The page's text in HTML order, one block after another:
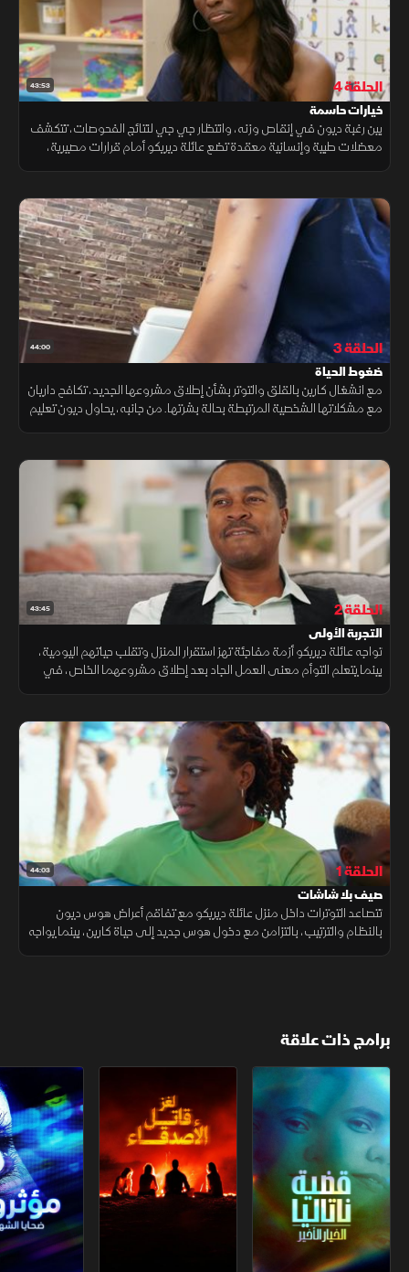
43:53 الحلقة 4
خيارات حاسمة
بين رغبة ديون في إنقاص وزنه، وانتظار جي جي لنتائج الفحوصات، تتكشف
معضلات طبية وإنسانية معقدة تضع عائلة ديريكو أمام قرارات مصيرية،
44:00 الحلقة 3
ضغوط الحياة
مع انشغال كارين بالقلق والتوتر بشأن إطلاق مشروعها الجديد، تكافح داريان
مع مشكلاتها الشخصية المرتبطة بحالة بشرتها. من جانبه، يحاول ديون تعليم
43:45 الحلقة 2
التجربة الأولى
تواجه عائلة ديريكو أزمة مفاجئة تهز استقرار المنزل وتقلب حياتهم اليومية،
بينما يتعلم التوأم معنى العمل الجاد بعد إطلاق مشروعهما الخاص، في
44:03 الحلقة 1
صيف بلا شاشات
تتصاعد التوترات داخل منزل عائلة ديريكو مع تفاقم أعراض هوس ديون
بالنظام والترتيب، بالتزامن مع دخول هوس جديد إلى حياة كارين، بينما يواجه
برامج ذات علاقة
قضية ناتاليا.. الخيار الأخير لغز قاتل الأصدقاء مؤثرون..